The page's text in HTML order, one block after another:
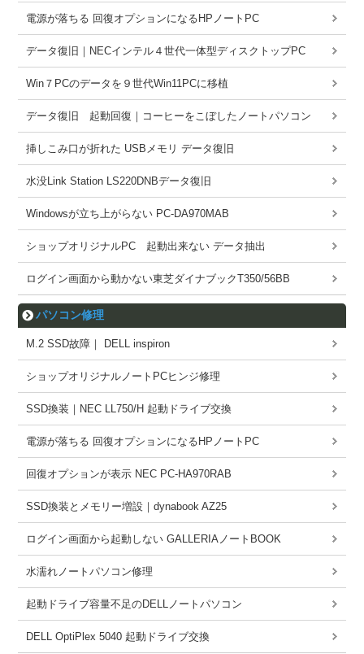
電源が落ちる 回復オプションになるHPノートPC
データ復旧｜NECインテル４世代一体型ディスクトップPC
Win７PCのデータを９世代Win11PCに移植
データ復旧 起動回復｜コーヒーをこぼしたノートパソコン
挿しこみ口が折れた USBメモリ データ復旧
水没Link Station LS220DNBデータ復旧
Windowsが立ち上がらない PC-DA970MAB
ショップオリジナルPC 起動出来ない データ抽出
ログイン画面から動かない東芝ダイナブックT350/56BB
パソコン修理
M.2 SSD故障｜ DELL inspiron
ショップオリジナルノートPCヒンジ修理
SSD換装｜NEC LL750/H 起動ドライブ交換
電源が落ちる 回復オプションになるHPノートPC
回復オプションが表示 NEC PC-HA970RAB
SSD換装とメモリー増設｜dynabook AZ25
ログイン画面から起動しない GALLERIAノートBOOK
水濡れノートパソコン修理
起動ドライブ容量不足のDELLノートパソコン
DELL OptiPlex 5040 起動ドライブ交換